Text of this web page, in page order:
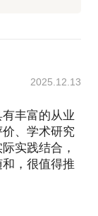
2025.12.13
丰富的从业
、学术研究
实践结合，
，很值得推